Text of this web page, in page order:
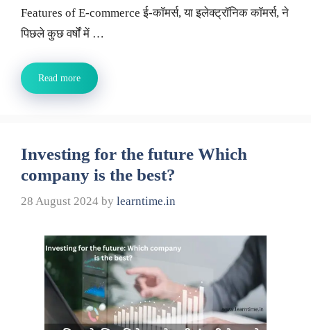
Features of E-commerce ई-कॉमर्स, या इलेक्ट्रॉनिक कॉमर्स, ने
पिछले कुछ वर्षों में …
Read more
Investing for the future Which
company is the best?
28 August 2024 by learntime.in